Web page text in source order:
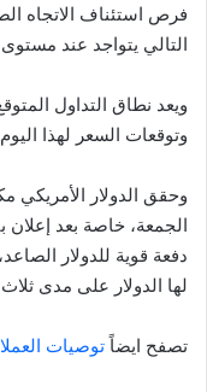
فرص استئناف الاتجاه
التالي يتواجد عند مستوى 0.9200.
وتوقعات السعر لهذا
وحقق الدولار الأمريكي
الجمعة، خاصة بعد
دفعة قوية للدولار
لها الدولار على مدى
تصفح ايضاًتوصيات